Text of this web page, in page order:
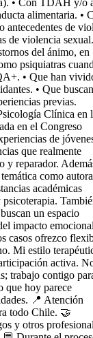
• Con TDAH y/o
alimentaria. •
antecedentes de
de violencia
del ánimo, en
psiquiatras
• Que han
• Que buscan
previas.
Clínica en
en el Congreso
de
que realmente
y reparador.
como autora
académicas
un espacio
impacto
casos ofrezco
Mi estilo
activa.
trabajo contigo
que hoy parece
📍 Atención
todo Chile. 🤝
y otros